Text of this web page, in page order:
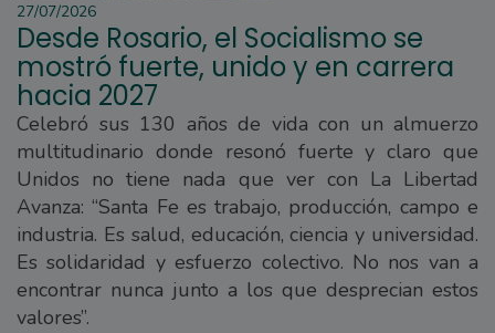
27/07/2026
Desde Rosario, el Socialismo se
mostró fuerte, unido y en carrera
hacia 2027
Celebró sus 130 años de vida con un almuerzo
multitudinario donde resonó fuerte y claro que
Unidos no tiene nada que ver con La Libertad
Avanza: “Santa Fe es trabajo, producción, campo e
industria. Es salud, educación, ciencia y universidad.
Es solidaridad y esfuerzo colectivo. No nos van a
encontrar nunca junto a los que desprecian estos
valores”.